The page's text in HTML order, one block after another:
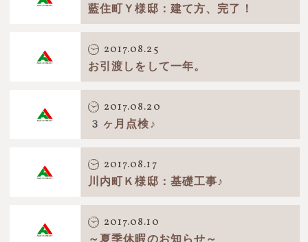
藍住町Ｙ様邸：建て方、完了！
2017.08.25
お引渡しをして一年。
2017.08.20
3ヶ月点検♪
2017.08.17
川内町Ｋ様邸：基礎工事♪
2017.08.10
～夏季休暇のお知らせ～